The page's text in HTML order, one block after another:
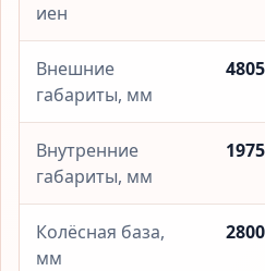
иен
Внешние
габариты, мм
Внутренние
габариты, мм
Колёсная база,
мм
2800